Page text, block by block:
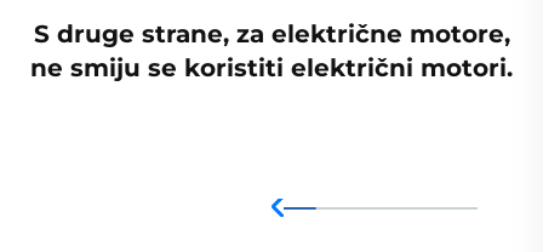
S druge strane, za električne motore,
ne smiju se koristiti električni motori.